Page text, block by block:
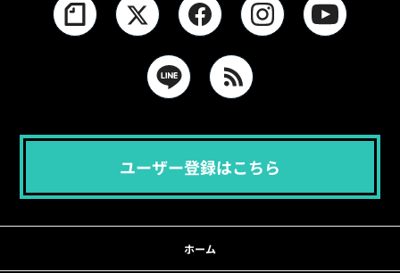
ユーザー登録はこちら
ホーム